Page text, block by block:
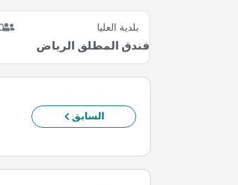
بلدية العليا
فندق المطلق الرياض
السابق